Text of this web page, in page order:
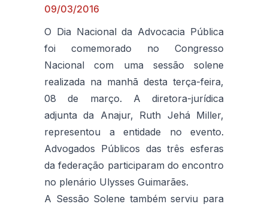
09/03/2016
O Dia Nacional da Advocacia Pública
foi comemorado no Congresso
Nacional com uma sessão solene
realizada na manhã desta terça-feira,
08 de março. A diretora-jurídica
adjunta da Anajur, Ruth Jehá Miller,
representou a entidade no evento.
Advogados Públicos das três esferas
da federação participaram do encontro
no plenário Ulysses Guimarães.
A Sessão Solene também serviu para